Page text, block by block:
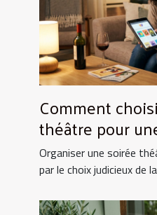
Comment
théâtre pour
?
Organiser une soirée
par le choix judicieux de